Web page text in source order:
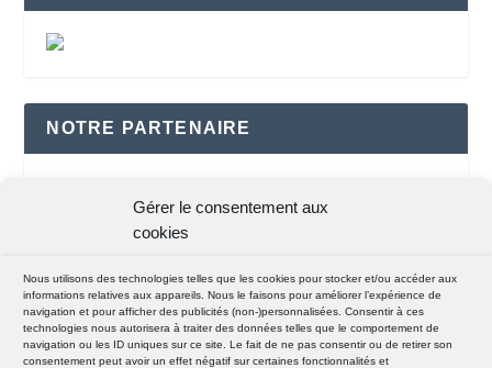
Gérer le consentement aux
cookies
Nous utilisons des technologies telles que les cookies pour stocker et/ou accéder aux
informations relatives aux appareils. Nous le faisons pour améliorer l’expérience de
navigation et pour afficher des publicités (non-)personnalisées. Consentir à ces
technologies nous autorisera à traiter des données telles que le comportement de
navigation ou les ID uniques sur ce site. Le fait de ne pas consentir ou de retirer son
consentement peut avoir un effet négatif sur certaines fonctionnalités et
NOTRE PARTENAIRE